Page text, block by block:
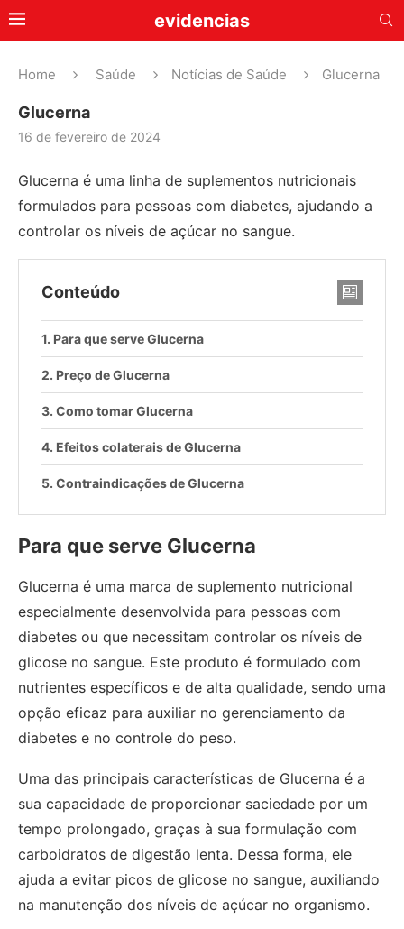
evidencias
Home Saúde Notícias de Saúde Glucerna
Glucerna
16 de fevereiro de 2024
Glucerna é uma linha de suplementos nutricionais
formulados para pessoas com diabetes, ajudando a
controlar os níveis de açúcar no sangue.
Conteúdo
Para que serve Glucerna
Preço de Glucerna
Como tomar Glucerna
Efeitos colaterais de Glucerna
Contraindicações de Glucerna
Para que serve Glucerna
Glucerna é uma marca de suplemento nutricional
especialmente desenvolvida para pessoas com
diabetes ou que necessitam controlar os níveis de
glicose no sangue. Este produto é formulado com
nutrientes específicos e de alta qualidade, sendo uma
opção eficaz para auxiliar no gerenciamento da
diabetes e no controle do peso.
Uma das principais características de Glucerna é a
sua capacidade de proporcionar saciedade por um
tempo prolongado, graças à sua formulação com
carboidratos de digestão lenta. Dessa forma, ele
ajuda a evitar picos de glicose no sangue, auxiliando
na manutenção dos níveis de açúcar no organismo.